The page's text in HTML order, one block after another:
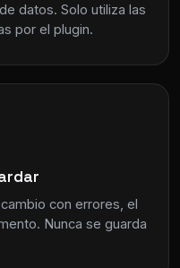
datos. Solo utiliza las
por el plugin.
con errores, el
Nunca se guarda